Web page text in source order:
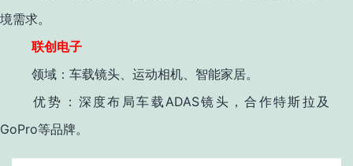
境需求。
联创电子
领域 ：车载镜头、运动相机、智能家居。
优势 ：深度布局车载 ADAS镜头，合作特斯拉及
GoPro等品牌。